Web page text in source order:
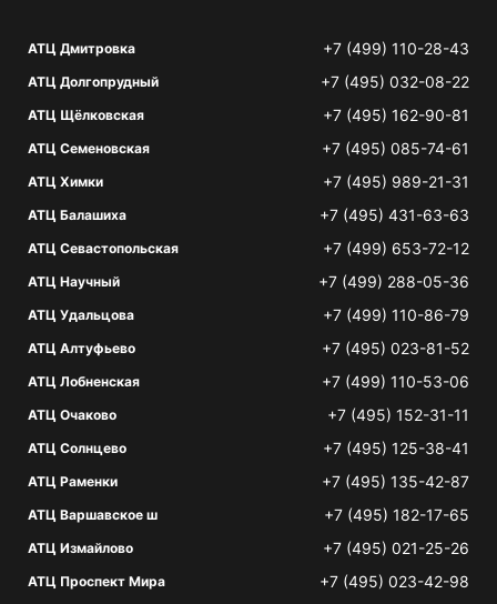
АТЦ Дмитровка +7 (499) 110-28-43
АТЦ Долгопрудный +7 (495) 032-08-22
АТЦ Щёлковская +7 (495) 162-90-81
АТЦ Семеновская +7 (495) 085-74-61
АТЦ Химки +7 (495) 989-21-31
АТЦ Балашиха +7 (495) 431-63-63
АТЦ Севастопольская +7 (499) 653-72-12
АТЦ Научный +7 (499) 288-05-36
АТЦ Удальцова +7 (499) 110-86-79
АТЦ Алтуфьево +7 (495) 023-81-52
АТЦ Лобненская +7 (499) 110-53-06
АТЦ Очаково +7 (495) 152-31-11
АТЦ Солнцево +7 (495) 125-38-41
АТЦ Раменки +7 (495) 135-42-87
АТЦ Варшавское ш +7 (495) 182-17-65
АТЦ Измайлово +7 (495) 021-25-26
АТЦ Проспект Мира +7 (495) 023-42-98